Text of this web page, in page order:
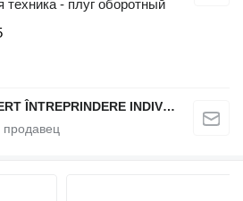
- плуг оборотный
SZENTMIKLOSI ADALBERT ÎNTREPRINDERE INDIVIDUALĂ